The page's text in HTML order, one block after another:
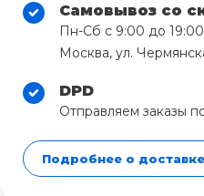
Самовывоз со
Пн-Сб с 9:00 до 19:00
Москва, ул.
DPD
Отправляем заказы
Подробнее о доставке